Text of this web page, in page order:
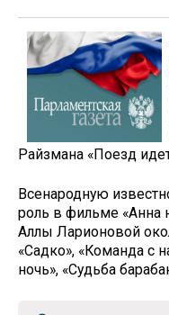
Райзмана «Поезд
Всенародную
роль в фильме «Анна
Аллы Ларионовой
«Садко», «Команда с
ночь», «Судьба